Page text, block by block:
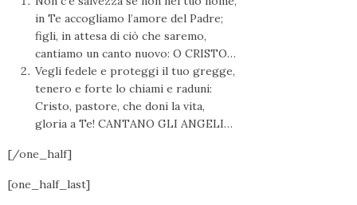
in Te accogliamo l’amore del Padre;
figli, in attesa di ciò che saremo,
cantiamo un canto nuovo: O CRISTO…
Vegli fedele e proteggi il tuo gregge,
tenero e forte lo chiami e raduni:
Cristo, pastore, che doni la vita,
gloria a Te! CANTANO GLI ANGELI…
[/one_half]
[one_half_last]